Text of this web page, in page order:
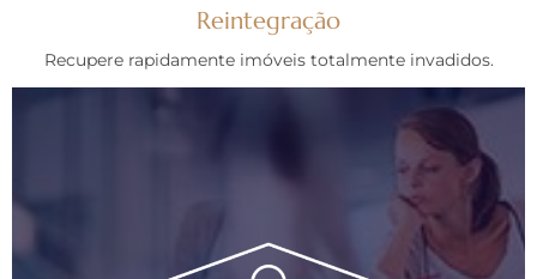
Reintegração
Recupere rapidamente imóveis totalmente invadidos.